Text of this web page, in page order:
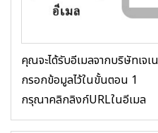
คุณจะได้รับอีเมลจากบริษัทเจเ
กรอกข้อมูลไว้ในขั้นตอน 1
กรุณาคลิกลิงก์URLในอีเมล